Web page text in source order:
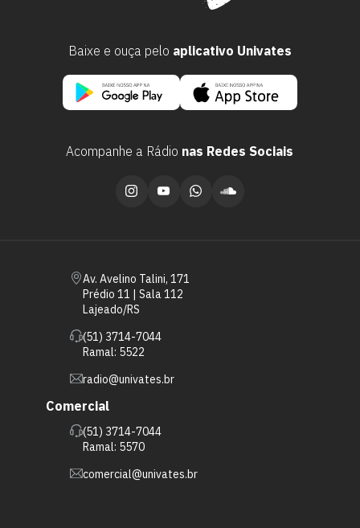
Av. Avelino Talini, 171
Prédio 11 | Sala 112
Lajeado/RS
(51) 3714-7044
Ramal: 5522
radio@univates.br
Comercial
(51) 3714-7044
Ramal: 5570
comercial@univates.br
Acompanhe a Rádio nas Redes Sociais
Baixe e ouça pelo aplicativo Univates